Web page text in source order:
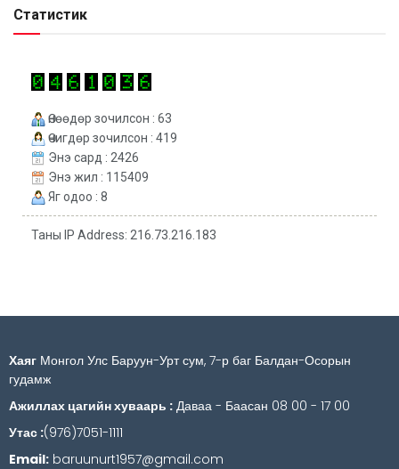
Статистик
Өнөөдөр зочилсон : 63
Өчигдөр зочилсон : 419
Энэ сард : 2426
Энэ жил : 115409
Яг одоо : 8
Таны IP Address: 216.73.216.183
Хаяг Монгол Улс Баруун-Урт сум, 7-р баг Балдан-Осорын
гудамж
Ажиллах цагийн хуваарь : Даваа - Баасан 08 00 - 17 00
Утас :(976)7051-1111
Email: baruunurt1957@gmail.com